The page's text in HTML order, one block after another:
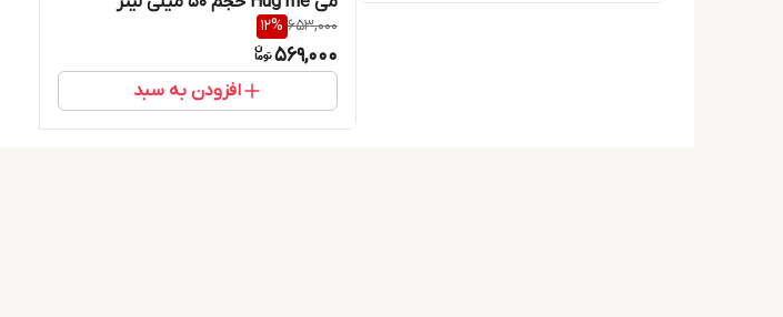
653,000
12%
569,000
افزودن به سبد